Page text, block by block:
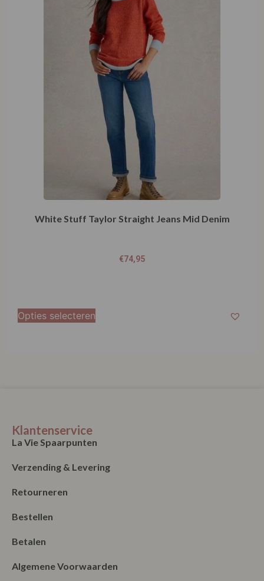
White Stuff Taylor Straight Jeans Mid Denim
€74,95
Opties selecteren
Klantenservice
La Vie Spaarpunten
Verzending & Levering
Retourneren
Bestellen
Betalen
Algemene Voorwaarden